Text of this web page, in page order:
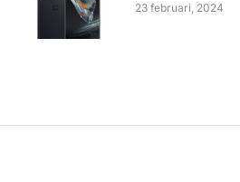
23 februari, 2024
WINDOWS